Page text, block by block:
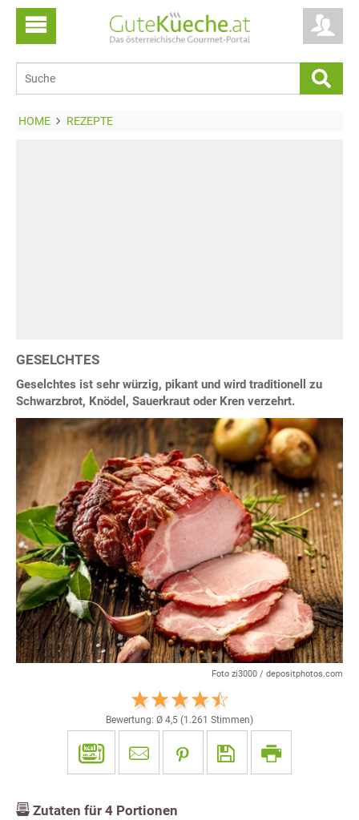
HOME REZEPTE
GESELCHTES
Geselchtes ist sehr würzig, pikant und wird traditionell zu
Schwarzbrot, Knödel, Sauerkraut oder Kren verzehrt.
Foto zi3000 / depositphotos.com
Bewertung: Ø 4,5 (1.261 Stimmen)
Zutaten für 4 Portionen